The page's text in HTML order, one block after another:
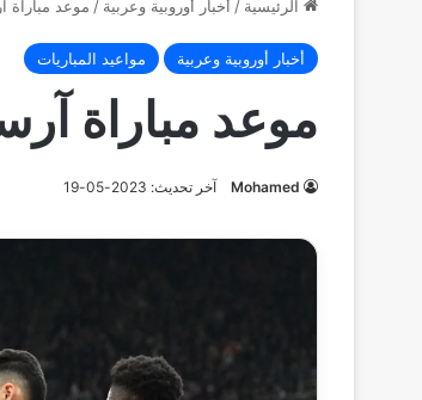
الرئيسية / أخبار أوروبية وعربية / موعد مباراة
أخبار أوروبية وعربية مواعيد المباريات
موعد مباراة
Mohamed آخر تحديث: 2023-05-19